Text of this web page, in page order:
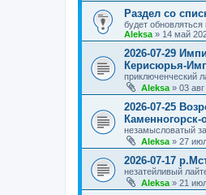
Раздел со
будет
Aleksa » 14 май
2026-07-29
Керисюрья-
приключенческий
Aleksa » 03
2026-07-25
незамысловатый
Aleksa » 27
2026-07-17
незатейливый
Aleksa » 21